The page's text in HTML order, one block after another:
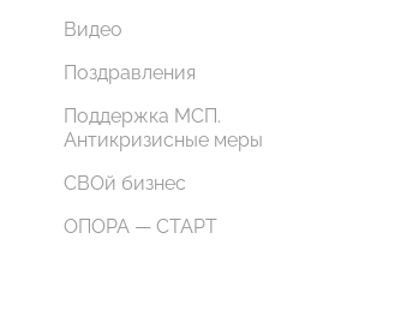
Видео
Поздравления
Поддержка МСП.
Антикризисные меры
СВОй бизнес
ОПОРА — СТАРТ